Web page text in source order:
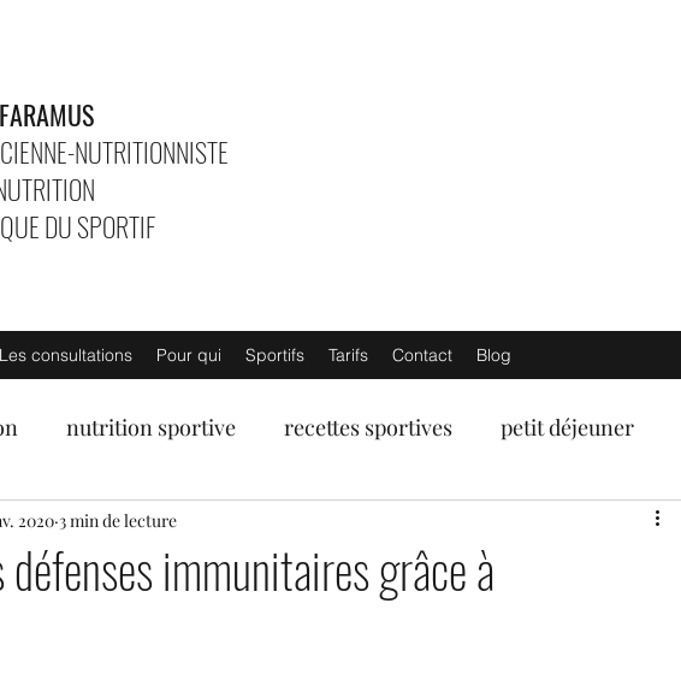
NUTRITIONNISTE
DU SPORTIF
Les consultations Pour qui Sportifs Tarifs Contact Blog
nutrition sportive recettes sportives petit déjeuner
légumes viandes
défenses immunitaires grâce à
2020 3 min de lecture